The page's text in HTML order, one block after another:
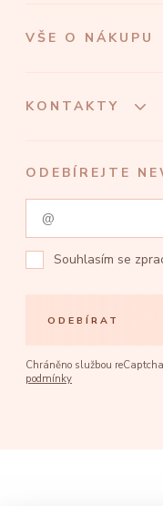
VŠE O NÁKUPU
KONTAKTY
ODEBÍREJTE
Souhlasím se
ODEBÍRAT
Chráněno službou reCaptcha
podmínky